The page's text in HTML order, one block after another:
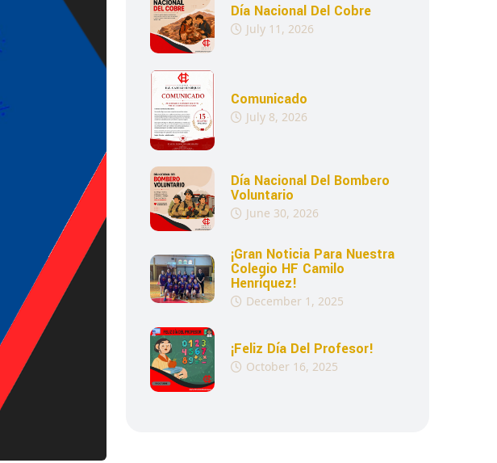
Día Nacional Del Cobre
July 11, 2026
Comunicado
July 8, 2026
Día Nacional Del Bombero
Voluntario
June 30, 2026
¡Gran Noticia Para Nuestra
Colegio HF Camilo
Henríquez!
December 1, 2025
¡Feliz Día Del Profesor!
October 16, 2025